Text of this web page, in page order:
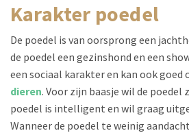
karakter poedel
De poedel is van oorsprong een
de poedel een gezinshond en een
een sociaal karakter en kan ook goed
dieren. Voor zijn baasje wil de poedel
poedel is intelligent en wil graag
Wanneer de poedel te weinig